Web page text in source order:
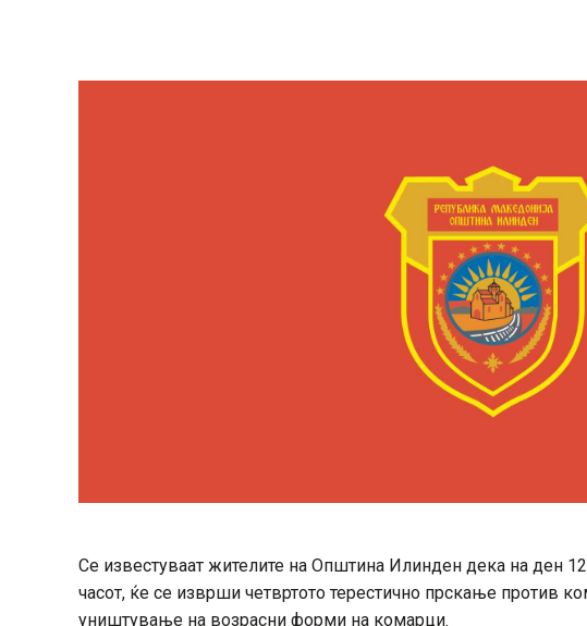
Се известуваат жителите на Општина Илинден дека на ден
часот, ќе се изврши четвртото терестично прскање против
уништување на возрасни форми на комарци.